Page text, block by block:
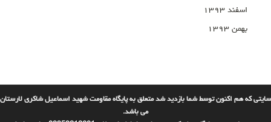
اسفند ۱۳۹۳
بهمن ۱۳۹۳
سایتی که هم اکنون توسط شما بازدید شد متعلق به پایگاه مقاومت شهید اسماعیل شاکری لارستان
می باشد.